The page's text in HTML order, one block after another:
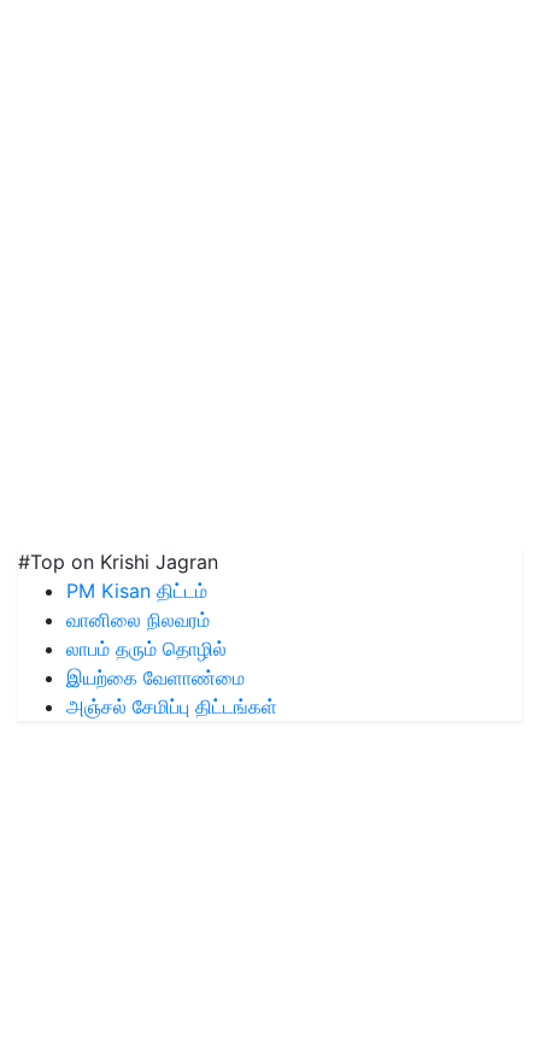
#Top on Krishi Jagran
PM Kisan திட்டம்
வானிலை நிலவரம்
லாபம் தரும் தொழில்
இயற்கை வேளாண்மை
அஞ்சல் சேமிப்பு திட்டங்கள்